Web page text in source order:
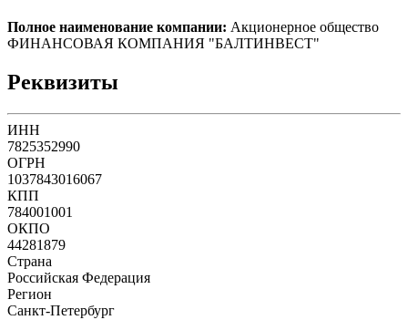
Полное наименование компании: Акционерное общество
ФИНАНСОВАЯ КОМПАНИЯ "БАЛТИНВЕСТ"
Реквизиты
ИНН
7825352990
ОГРН
1037843016067
КПП
784001001
ОКПО
44281879
Страна
Российская Федерация
Регион
Санкт-Петербург